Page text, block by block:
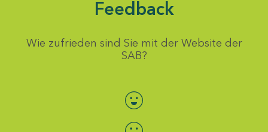
Feedback
Wie zufrieden sind Sie mit der Website der
SAB?
Bewertung auswählen